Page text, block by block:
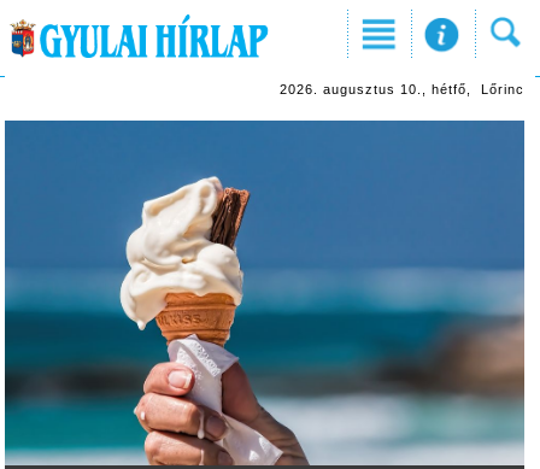
2026. augusztus 10., hétfő, Lőrinc